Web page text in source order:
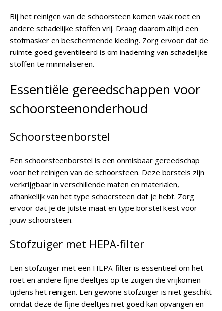
Bij het reinigen van de schoorsteen komen vaak roet en
andere schadelijke stoffen vrij. Draag daarom altijd een
stofmasker en beschermende kleding. Zorg ervoor dat de
ruimte goed geventileerd is om inademing van schadelijke
stoffen te minimaliseren.
Essentiële gereedschappen voor
schoorsteenonderhoud
Schoorsteenborstel
Een schoorsteenborstel is een onmisbaar gereedschap
voor het reinigen van de schoorsteen. Deze borstels zijn
verkrijgbaar in verschillende maten en materialen,
afhankelijk van het type schoorsteen dat je hebt. Zorg
ervoor dat je de juiste maat en type borstel kiest voor
jouw schoorsteen.
Stofzuiger met HEPA-filter
Een stofzuiger met een HEPA-filter is essentieel om het
roet en andere fijne deeltjes op te zuigen die vrijkomen
tijdens het reinigen. Een gewone stofzuiger is niet geschikt
omdat deze de fijne deeltjes niet goed kan opvangen en